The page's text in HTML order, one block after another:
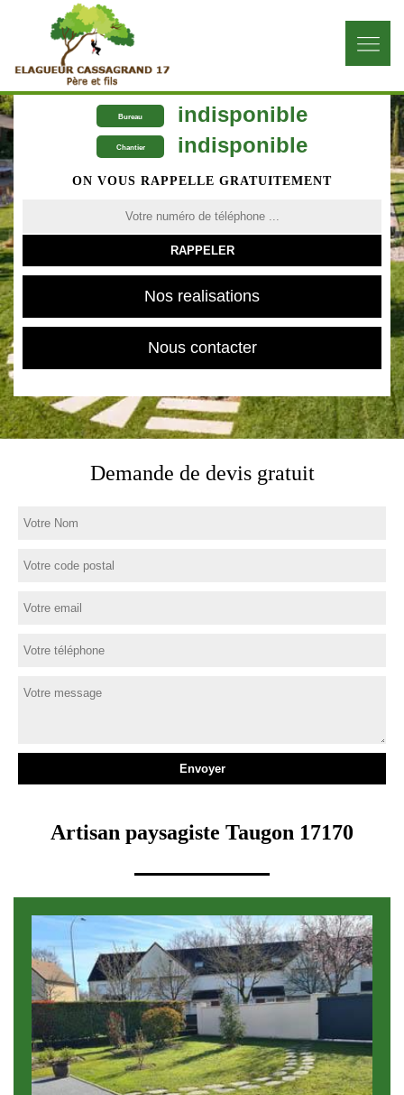
Bureau indisponible
Chantier indisponible
ON VOUS RAPPELLE GRATUITEMENT
Nos realisations
Nous contacter
Demande de devis gratuit
Artisan paysagiste Taugon 17170